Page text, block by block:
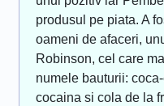
produsul pe piata. A
oameni de afaceri,
Robinson, cel care
numele bauturii:
cocaina si cola de la